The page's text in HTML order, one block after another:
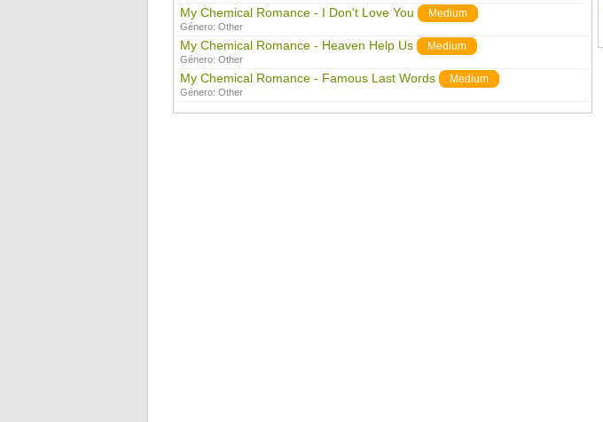
My Chemical Romance - I Don't Love You Medium
Género: Other
My Chemical Romance - Heaven Help Us Medium
Género: Other
My Chemical Romance - Famous Last Words Medium
Género: Other